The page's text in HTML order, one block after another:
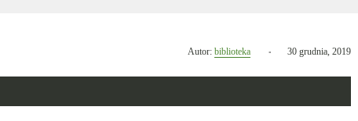
Autor: bibliotekaOpublikowano
dniu
30 grudnia, 2019